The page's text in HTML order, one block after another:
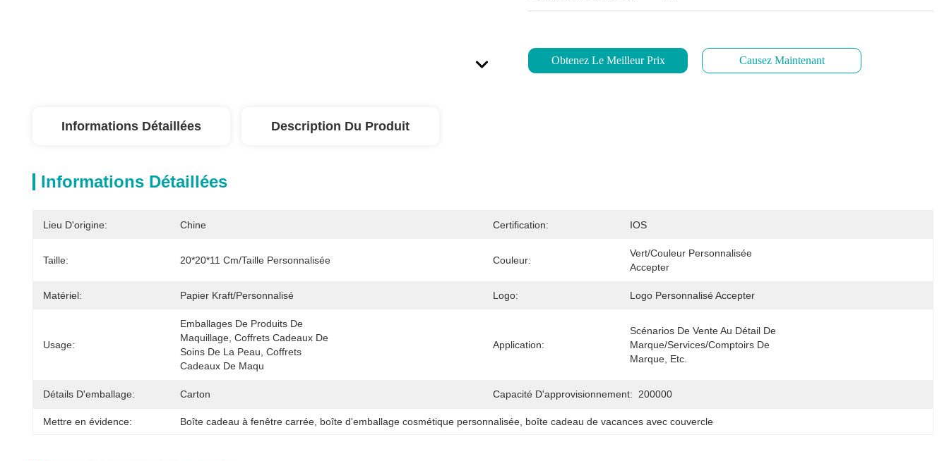
Obtenez Le Meilleur Prix Causez Maintenant
Informations Détaillées Description Du Produit
Informations Détaillées
Lieu D'origine: Chine Certification: IOS
Taille: 20*20*11 Cm/taille Personnalisée Couleur:
Vert/couleur Personnalisée
Accepter
Matériel: Papier Kraft/personnalisé Logo: Logo Personnalisé Accepter
Usage:
Emballages De Produits De
Maquillage, Coffrets Cadeaux De
Soins De La Peau, Coffrets
Cadeaux De Maqu
Application:
Scénarios De Vente Au Détail De
Marque/services/comptoirs De
Marque, Etc.
Détails D'emballage: Carton Capacité D'approvisionnement: 200000
Mettre en évidence: Boîte cadeau à fenêtre carrée boîte d'emballage cosmétique personnalisée boîte cadeau de vacances avec couvercle